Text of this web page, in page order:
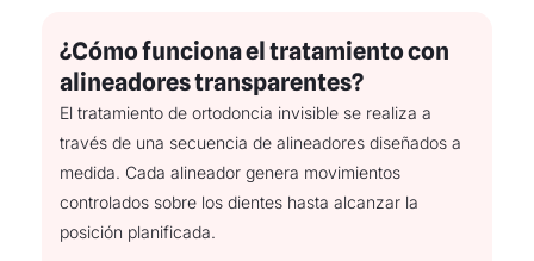
¿Cómo funciona el tratamiento con
alineadores transparentes?
El tratamiento de ortodoncia invisible se realiza a
través de una secuencia de alineadores diseñados a
medida. Cada alineador genera movimientos
controlados sobre los dientes hasta alcanzar la
posición planificada.